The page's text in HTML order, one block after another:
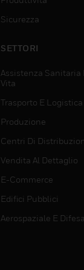
Sicurezza
SETTORI
Assistenza Sanitaria
Vita
Trasporto E Logistica
Produzione
Centri Di
Vendita Al Dettaglio
E-Commerce
Edifici Pubblici
Aerospaziale E Difesa